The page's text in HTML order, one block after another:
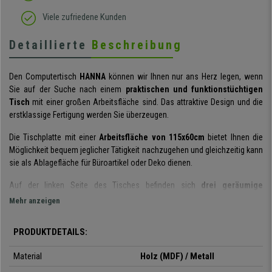
Viele zufriedene Kunden
Detaillierte Beschreibung
Den Computertisch HANNAkönnen wir Ihnen nur ans Herz legen, wenn
Sie auf der Suche nach einem praktischen und funktionstüchtigen
Tisch mit einer großen Arbeitsfläche sind. Das attraktive Design und die
erstklassige Fertigung werden Sie überzeugen.
Die Tischplatte mit einerArbeitsfläche von 115x60cm bietet Ihnen die
Möglichkeit bequem jeglicher Tätigkeit nachzugehen und gleichzeitig kann
sie als Ablagefläche für Büroartikel oder Deko dienen.
Auf der linken Seite des Tisches befinden sich drei geräumige
Schubladen,die dank ihrer Metallschienen sehr leichtläufig sind.
Konturen sorgt dafür, dass der Tisch in jedem Raum eine gute Figur macht
Mehr anzeigen
PRODUKTDETAILS:
Material
Holz (MDF) / Metall